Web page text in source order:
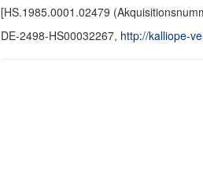
[HS.1985.0001.02479
DE-2498-HS00032267, http://kalliope-